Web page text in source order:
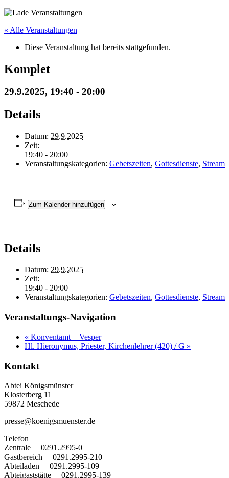
« Alle Veranstaltungen
Diese Veranstaltung hat bereits stattgefunden.
Komplet
29.9.2025, 19:40 - 20:00
Details
Datum: 29.9.2025
Zeit:
19:40 - 20:00
Veranstaltungskategorien: Gebetszeiten, Gottesdienste, Stream
Zum Kalender hinzufügen
Details
Datum: 29.9.2025
Zeit:
19:40 - 20:00
Veranstaltungskategorien: Gebetszeiten, Gottesdienste, Stream
Veranstaltungs-Navigation
« Konventamt + Vesper
Hl. Hieronymus, Priester, Kirchenlehrer (420) / G »
Kontakt
Abtei Königsmünster
Klosterberg 11
59872 Meschede
presse@koenigsmuenster.de
Telefon
Zentrale 0291.2995-0
Gastbereich 0291.2995-210
Abteiladen 0291.2995-109
Abteigaststätte 0291.2995-139